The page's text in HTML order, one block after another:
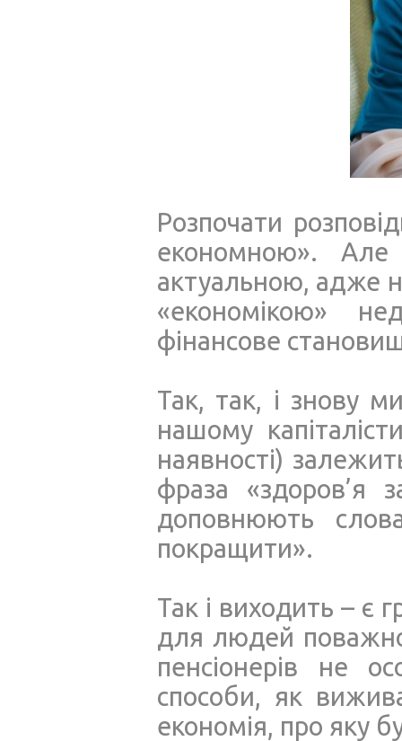
Розпочати
економною».
актуальною, адже
«економікою»
фінансове
Так, так, і знову
нашому
наявності)
фраза «здоров’я
доповнюють
покращити».
Так і виходить – є
для людей
пенсіонерів не
способи, як
економія, про яку